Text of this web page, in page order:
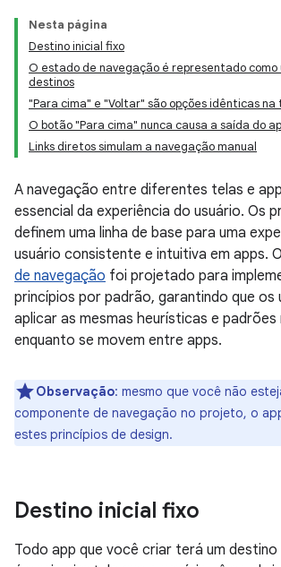
Nesta página
Destino inicial fixo
O estado de navegação é representado como
destinos
"Para cima" e "Voltar" são opções idênticas
O botão "Para cima" nunca causa a saída do
Links diretos simulam a navegação manual
A navegação entre diferentes telas e
essencial da experiência do usuário. Os
definem uma linha de base para uma
usuário consistente e intuitiva em apps. O
de navegação foi projetado para
princípios por padrão, garantindo que os
aplicar as mesmas heurísticas e padrões
enquanto se movem entre apps.
Observação: mesmo que você não
componente de navegação no projeto, o
estes princípios de design.
Destino inicial fixo
Todo app que você criar terá um destino